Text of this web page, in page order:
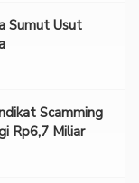
Sumut Usut
Scamming
Rp6,7 Miliar